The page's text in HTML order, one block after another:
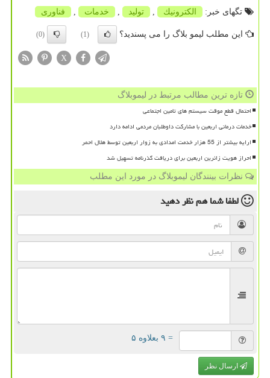
تگهای خبر:
الكترونیك , تولید , خدمات , فناوری
این مطلب لیمو بلاگ را می پسندید؟ (1)
(0)
X
تازه ترین مطالب مرتبط در لیموبلاگ
احتمال قطع موقت سیستم های تامین اجتماعی
خدمات درمانی اربعین با مشارکت داوطلبان مردمی ادامه دارد
ارایه بیشتر از 55 هزار خدمت امدادی به زوار اربعین توسط هلال احمر
احراز هویت زائرین اربعین برای دریافت گذرنامه تسهیل شد
نظرات بینندگان لیموبلاگ در مورد این مطلب
لطفا شما همنظر دهید
= ۹ بعلاوه ۵
ارسال نظر